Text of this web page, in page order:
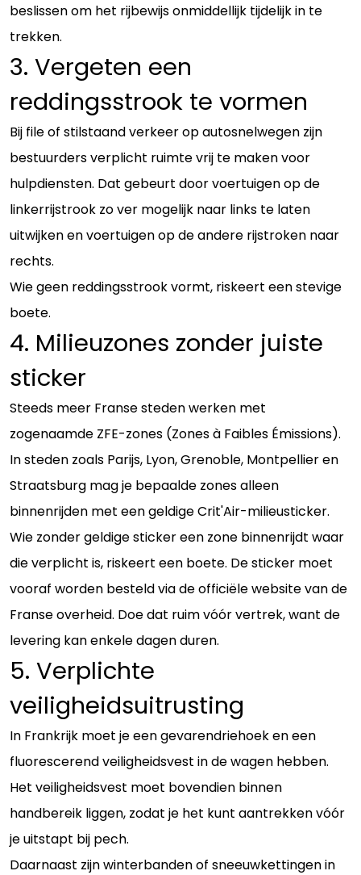
beslissen om het rijbewijs onmiddellijk tijdelijk in te
trekken.
3. Vergeten een
reddingsstrook te vormen
Bij file of stilstaand verkeer op autosnelwegen zijn
bestuurders verplicht ruimte vrij te maken voor
hulpdiensten. Dat gebeurt door voertuigen op de
linkerrijstrook zo ver mogelijk naar links te laten
uitwijken en voertuigen op de andere rijstroken naar
rechts.
Wie geen reddingsstrook vormt, riskeert een stevige
boete.
4. Milieuzones zonder juiste
sticker
Steeds meer Franse steden werken met
zogenaamde ZFE-zones (Zones à Faibles Émissions).
In steden zoals Parijs, Lyon, Grenoble, Montpellier en
Straatsburg mag je bepaalde zones alleen
binnenrijden met een geldige Crit'Air-milieusticker.
Wie zonder geldige sticker een zone binnenrijdt waar
die verplicht is, riskeert een boete. De sticker moet
vooraf worden besteld via de officiële website van de
Franse overheid. Doe dat ruim vóór vertrek, want de
levering kan enkele dagen duren.
5. Verplichte
veiligheidsuitrusting
In Frankrijk moet je een gevarendriehoek en een
fluorescerend veiligheidsvest in de wagen hebben.
Het veiligheidsvest moet bovendien binnen
handbereik liggen, zodat je het kunt aantrekken vóór
je uitstapt bij pech.
Daarnaast zijn winterbanden of sneeuwkettingen in